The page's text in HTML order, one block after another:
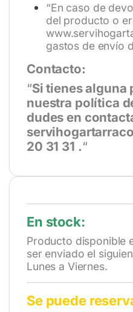
“En caso de
del producto o
gastos de envío
Contacto:
“Si tienes alguna
nuestra política
dudes en
20 31 31 .“
En stock:
Producto disponible
ser enviado el
Lunes a Viernes.
Se puede